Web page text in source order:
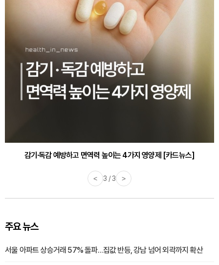
감기·독감 예방하고 면역력 높이는 4가지 영양제 [카드뉴스]
< 3 / 3 >
주요 뉴스
서울 아파트 상승거래 57% 돌파…집값 반등, 강남 넘어 외곽까지 확산